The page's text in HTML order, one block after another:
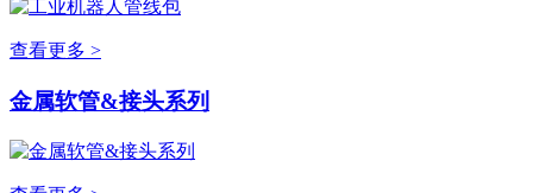
查看更多 >
金属软管&接头系列